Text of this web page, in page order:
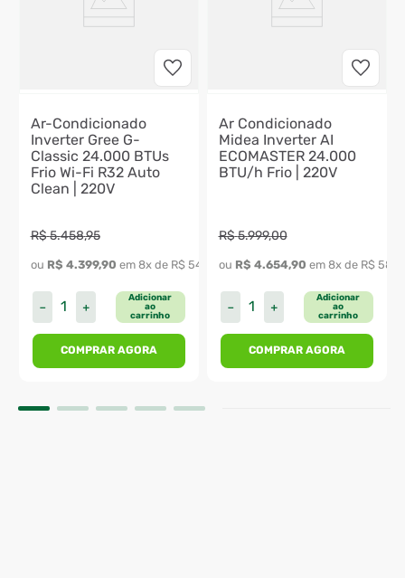
Ar-Condicionado
Inverter Gree G-
Classic 24.000 BTUs
Frio Wi-Fi R32 Auto
Clean | 220V
R$5.458,95
ou R$ 4.399,90 em 8x de R$ 549 98
＋
－
Adicionar
ao
carrinho
COMPRAR AGORA
Ar Condicionado
Midea Inverter AI
ECOMASTER 24.000
BTU/h Frio | 220V
R$5.999,00
ou R$ 4.654,90 em 8x de R$ 581
＋
－
Adicionar
ao
carrinho
COMPRAR AGORA